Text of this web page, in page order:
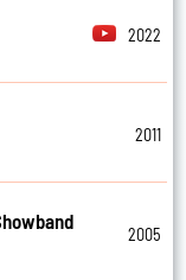
2022
2011
2005